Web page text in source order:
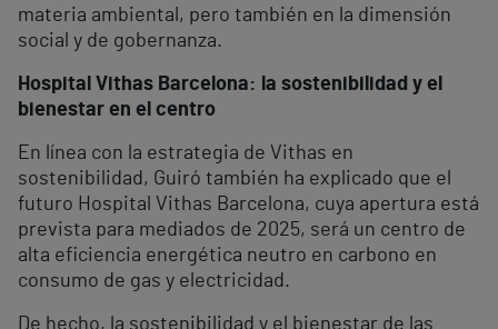
materia ambiental, pero también en la dimensión
social y de gobernanza.
Hospital Vithas Barcelona: la sostenibilidad y el
bienestar en el centro
En línea con la estrategia de Vithas en
sostenibilidad, Guiró también ha explicado que el
futuro Hospital Vithas Barcelona, cuya apertura está
prevista para mediados de 2025, será un centro de
alta eficiencia energética neutro en carbono en
consumo de gas y electricidad.
De hecho, la sostenibilidad y el bienestar de las